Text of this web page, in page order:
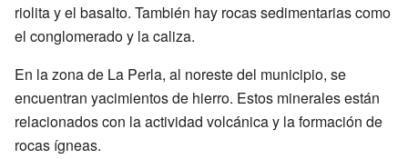
riolita y el basalto. También hay rocas sedimentarias como
el conglomerado y la caliza.
En la zona de La Perla, al noreste del municipio, se
encuentran yacimientos de hierro. Estos minerales están
relacionados con la actividad volcánica y la formación de
rocas ígneas.